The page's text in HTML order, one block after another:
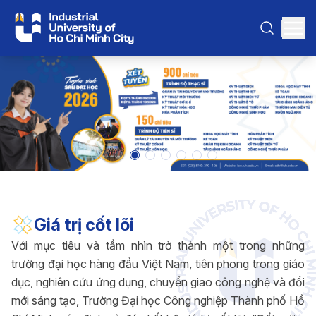
Giá trị cốt lõi
Với mục tiêu và tầm nhìn trở thành một trong những
trường đại học hàng đầu Việt Nam, tiên phong trong giáo
dục, nghiên cứu ứng dụng, chuyển giao công nghệ và đổi
mới sáng tạo, Trường Đại học Công nghiệp Thành phố Hồ